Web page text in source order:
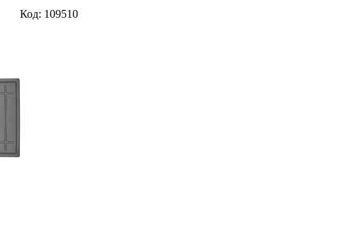
Код: 109510